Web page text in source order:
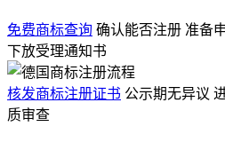
免费商标查询 确认能否注册 准备
下放受理通知书
核发商标注册证书 公示期无异议
质审查